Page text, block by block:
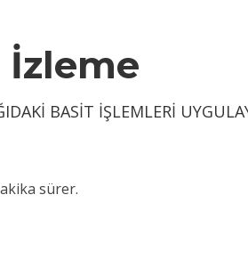
BASIT IŞLEMLERI
sürer.